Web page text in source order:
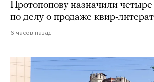
Протопопову назначили четыре
по делу о продаже квир-
6 часов назад